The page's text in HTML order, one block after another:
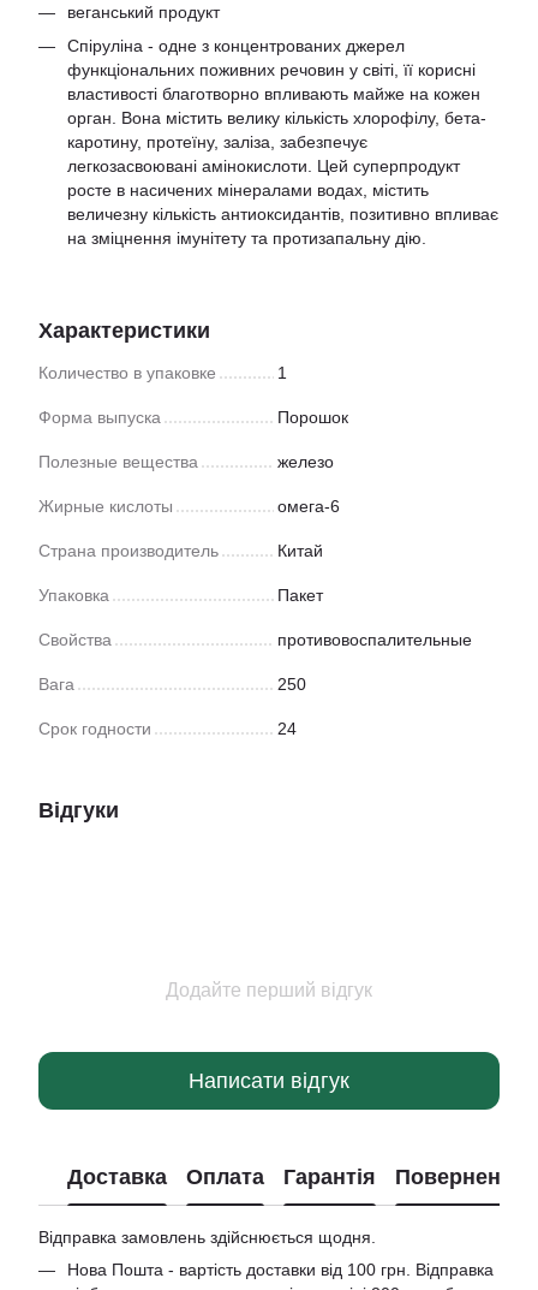
веганський продукт
Спіруліна - одне з концентрованих джерел
функціональних поживних речовин у світі, її корисні
властивості благотворно впливають майже на кожен
орган. Вона містить велику кількість хлорофілу, бета-
каротину, протеїну, заліза, забезпечує
легкозасвоювані амінокислоти. Цей суперпродукт
росте в насичених мінералами водах, містить
величезну кількість антиоксидантів, позитивно впливає
на зміцнення імунітету та протизапальну дію.
Характеристики
Количество в упаковке 1
Форма выпуска Порошок
Полезные вещества железо
Жирные кислоты омега-6
Страна производитель Китай
Упаковка Пакет
Свойства противовоспалительные
Вага 250
Срок годности 24
Відгуки
Додайте перший відгук
Написати відгук
Доставка Оплата Гарантія Повернення
Відправка замовлень здійснюється щодня.
Нова Пошта - вартість доставки від 100 грн. Відправка